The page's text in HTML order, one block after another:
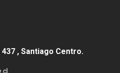
, Santiago Centro.